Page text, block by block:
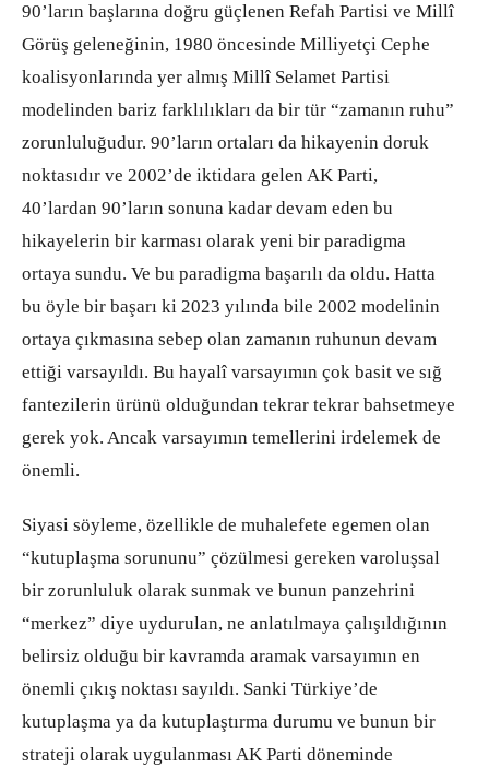
90’ların başlarına doğru güçlenen Refah Partisi ve Millî
Görüş geleneğinin, 1980 öncesinde Milliyetçi Cephe
koalisyonlarında yer almış Millî Selamet Partisi
modelinden bariz farklılıkları da bir tür “zamanın ruhu”
zorunluluğudur. 90’ların ortaları da hikayenin doruk
noktasıdır ve 2002’de iktidara gelen AK Parti,
40’lardan 90’ların sonuna kadar devam eden bu
hikayelerin bir karması olarak yeni bir paradigma
ortaya sundu. Ve bu paradigma başarılı da oldu. Hatta
bu öyle bir başarı ki 2023 yılında bile 2002 modelinin
ortaya çıkmasına sebep olan zamanın ruhunun devam
ettiği varsayıldı. Bu hayalî varsayımın çok basit ve sığ
fantezilerin ürünü olduğundan tekrar tekrar bahsetmeye
gerek yok. Ancak varsayımın temellerini irdelemek de
önemli.
Siyasi söyleme, özellikle de muhalefete egemen olan
“kutuplaşma sorununu” çözülmesi gereken varoluşsal
bir zorunluluk olarak sunmak ve bunun panzehrini
“merkez” diye uydurulan, ne anlatılmaya çalışıldığının
belirsiz olduğu bir kavramda aramak varsayımın en
önemli çıkış noktası sayıldı. Sanki Türkiye’de
kutuplaşma ya da kutuplaştırma durumu ve bunun bir
strateji olarak uygulanması AK Parti döneminde